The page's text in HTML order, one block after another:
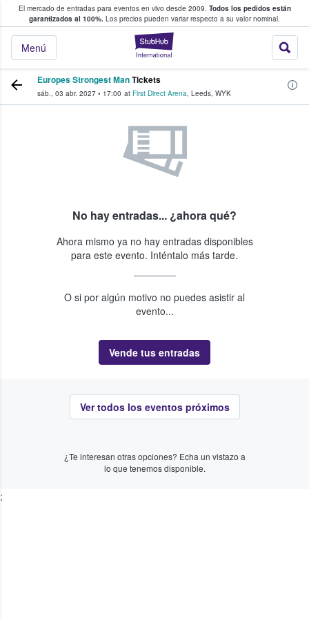
El mercado de entradas para eventos en vivo desde 2009. Todos los pedidos están
garantizados al 100%. Los precios pueden variar respecto a su valor nominal.
StubHub:
Menú
y venta de entradas entre fans
Europes Strongest ManTickets
sáb., 03 abr. 2027 • 17:00 at First Direct Arena, Leeds, WYK
No hay entradas... ¿ahora qué?
Ahora mismo ya no hay entradas disponibles
para este evento. Inténtalo más tarde.
O si por algún motivo no puedes asistir al
evento...
Vende tus entradas
Ver todos los eventos próximos
¿Te interesan otras opciones? Echa un vistazo a
lo que tenemos disponible.
;